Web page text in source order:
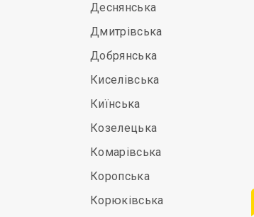
Деснянська
Дмитрівська
Добрянська
Киселівська
Киїнська
Козелецька
Комарівська
Коропська
Корюківська